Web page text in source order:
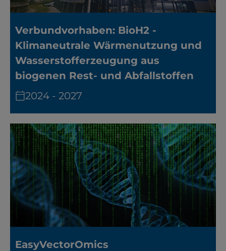
Verbundvorhaben: BioH2 -
Klimaneutrale Wärmenutzung und
Wasserstofferzeugung aus
biogenen Rest- und Abfallstoffen
2024 - 2027
EasyVectorOmics